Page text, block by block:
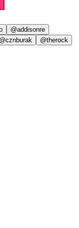
@addisonre
@cznburak
@therock